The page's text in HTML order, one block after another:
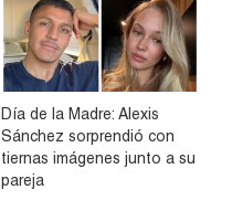
Día de la Madre: Alexis
Sánchez sorprendió con
tiernas imágenes junto a su
pareja